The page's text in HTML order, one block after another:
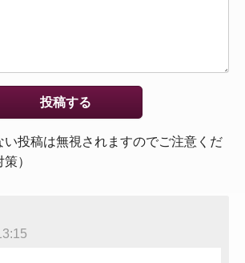
い投稿は無視されますのでご注意くだ
）